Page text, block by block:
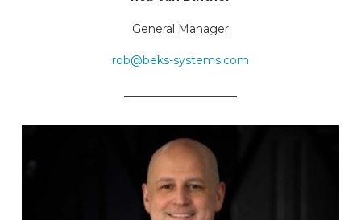
General Manager
rob@beks-systems.com